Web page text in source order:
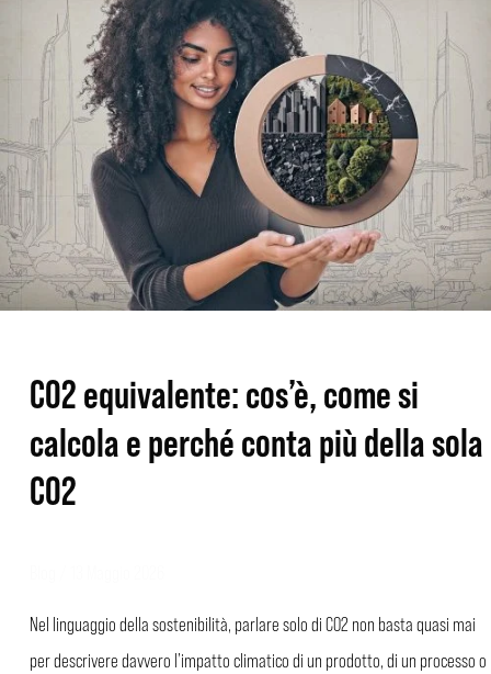
CO2 equivalente: cos’è, come si
calcola e perché conta più della sola
CO2
Nel linguaggio della sostenibilità, parlare solo di CO2 non basta quasi mai
per descrivere davvero l’impatto climatico di un prodotto, di un processo o
cos’è,
come
calcola
perché
conta
più
CO2